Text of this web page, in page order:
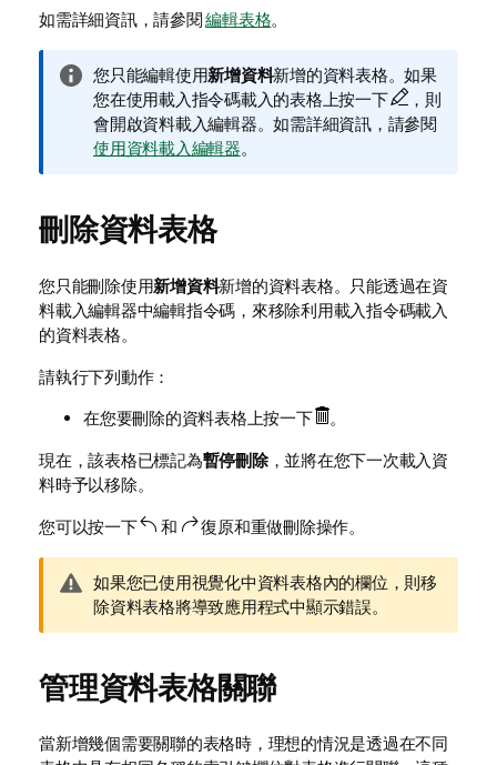
如需詳細資訊，請參閱編輯表格。
資
訊
備
註
您只能編輯使用新增資料新增的資料表格。如果
您在使用載入指令碼載入的表格上按一下
，則
會開啟資料載入編輯器。如需詳細資訊，請參閱
使用資料載入編輯器。
刪除資料表格
您只能刪除使用新增資料新增的資料表格。只能透過在資
料載入編輯器中編輯指令碼，來移除利用載入指令碼載入
的資料表格。
請執行下列動作：
在您要刪除的資料表格上按一下
。
現在，該表格已標記為暫停刪除，並將在您下一次載入資
料時予以移除。
您可以按一下
和 復原和重做刪除操作。
警
告
備
如果您已使用視覺化中資料表格內的欄位，則移
除資料表格將導致應用程式中顯示錯誤。
管理資料表格關聯
當新增幾個需要關聯的表格時，理想的情況是透過在不同